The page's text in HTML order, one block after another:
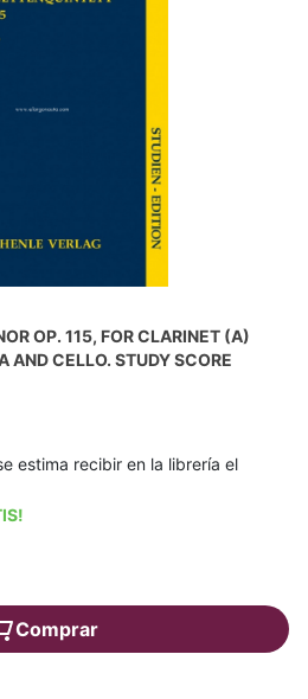
OP. 115, FOR CLARINET (A)
AND CELLO. STUDY SCORE
estima recibir en la librería el
Comprar